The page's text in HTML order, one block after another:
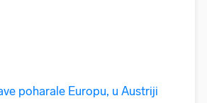
poharale Europu, u Austriji